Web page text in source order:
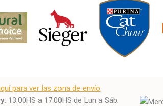
para ver las zona de envío
: 13:00HS a 17:00HS de Lun a Sáb.